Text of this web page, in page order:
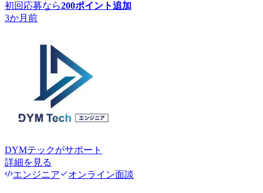
初回応募なら200ポイント追加
3か月前
DYMテックがサポート
詳細を見る
エンジニア
オンライン面談